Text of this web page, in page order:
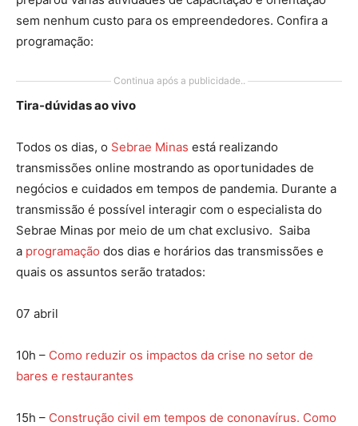
sem nenhum custo para os empreendedores. Confira a
programação:
Continua após a publicidade..
Tira-dúvidas ao vivo
Todos os dias, o Sebrae Minas está realizando
transmissões online mostrando as oportunidades de
negócios e cuidados em tempos de pandemia. Durante a
transmissão é possível interagir com o especialista do
Sebrae Minas por meio de um chat exclusivo. Saiba
a programação dos dias e horários das transmissões e
quais os assuntos serão tratados:
07 abril
10h – Como reduzir os impactos da crise no setor de
bares e restaurantes
15h – Construção civil em tempos de cononavírus. Como